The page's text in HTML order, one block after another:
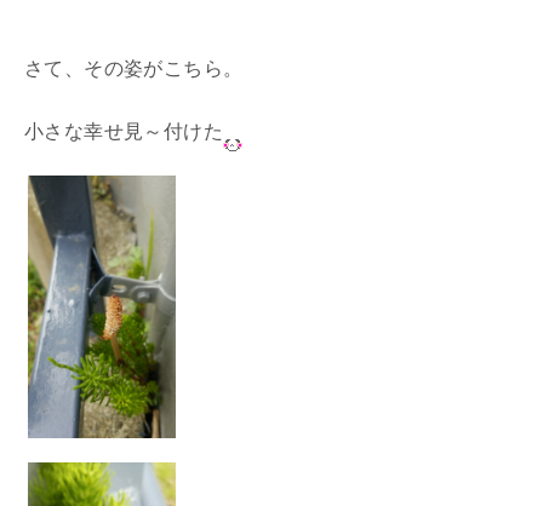
さて、その姿がこちら。
小さな幸せ見～付けた